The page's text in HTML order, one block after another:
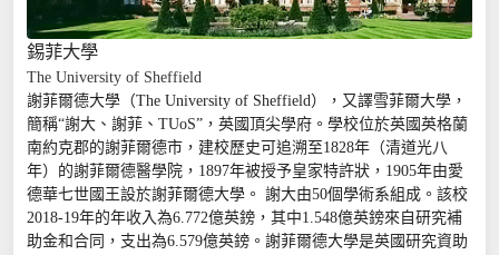
錫菲大學
The University of Sheffield
謝菲爾德大學（The University of Sheffield），又譯雪菲爾大學，
簡稱“謝大、謝菲、TUoS”，英國頂尖學府。學校位於英國英格蘭
南約克郡的謝菲爾德市，建校歷史可追溯至1828年（清道光八
年）的謝菲爾德醫學院，1897年被授予皇家特許狀，1905年由愛
德華七世國王設於謝菲爾德大學。 謝大由50個學術系組成。該校
2018-19年的年收入為6.772億英鎊，其中1.548億英鎊來自研究補
助金和合同，支出為6.579億英鎊。謝菲爾德大學是英國研究資助